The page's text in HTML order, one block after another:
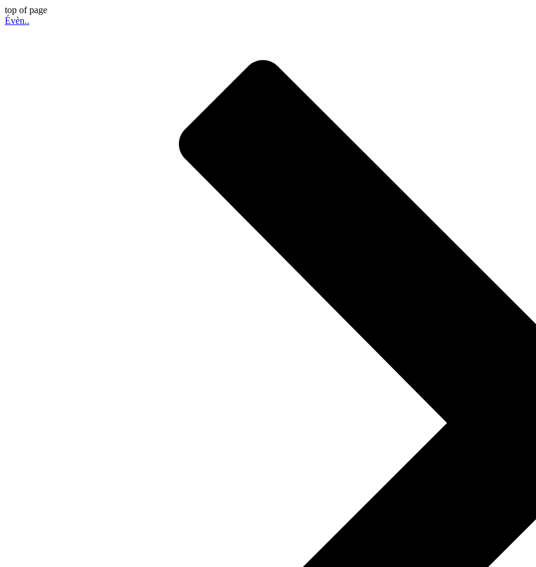
top of page
Évèn..